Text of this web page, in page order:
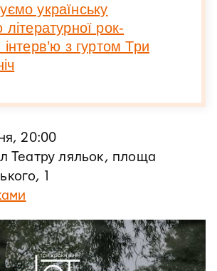
українську
літературної рок-
з гуртом Три
20:00
Театру ляльок, площа
1